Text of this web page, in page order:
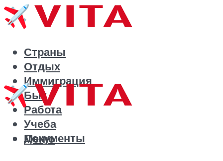
Страны
Отдых
Иммиграция
Быт
Работа
Учеба
Документы
Меню